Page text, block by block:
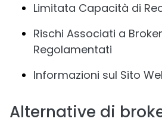
Limitata Capacità di
Rischi Associati a
Regolamentati
Informazioni sul Sito
Alternative di